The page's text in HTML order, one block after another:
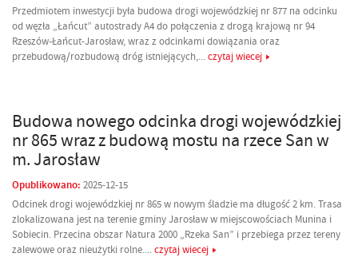
Przedmiotem inwestycji była budowa drogi wojewódzkiej nr 877 na odcinku
od węzła „Łańcut” autostrady A4 do połączenia z drogą krajową nr 94
Rzeszów-Łańcut-Jarosław, wraz z odcinkami dowiązania oraz
przebudową/rozbudową dróg istniejących,...czytaj wiecej
Budowa nowego odcinka drogi wojewódzkiej
nr 865 wraz z budową mostu na rzece San w
m. Jarosław
Opublikowano: 2025-12-15
Odcinek drogi wojewódzkiej nr 865 w nowym śladzie ma długość 2 km. Trasa
zlokalizowana jest na terenie gminy Jarosław w miejscowościach Munina i
Sobiecin. Przecina obszar Natura 2000 „Rzeka San” i przebiega przez tereny
zalewowe oraz nieużytki rolne....czytaj wiecej